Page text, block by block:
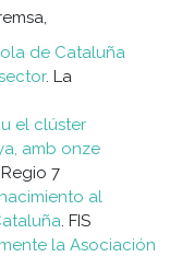
de Cataluña
. La
el clúster
amb onze
7
al
. FIS
la Asociación